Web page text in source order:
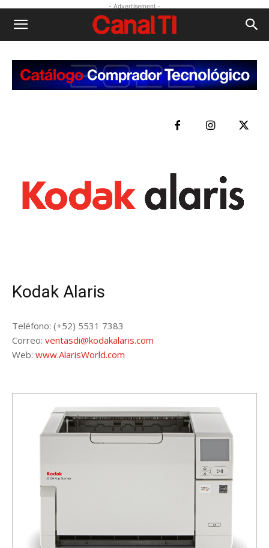
- Advertisement -
Kodak Alaris
Teléfono: (+52) 5531 7383
Correo: ventasdi@kodakalaris.com
Web: www.AlarisWorld.com